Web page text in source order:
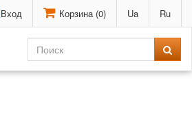
Вход Корзина (0) Ua Ru